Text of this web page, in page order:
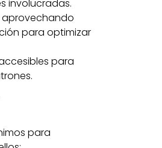
involucradas.
aprovechando
para optimizar
para
para